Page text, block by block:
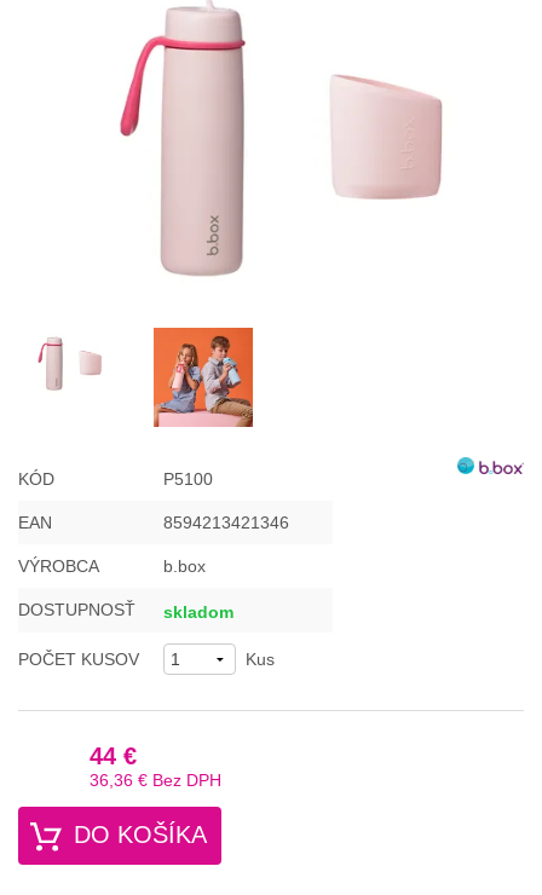
Misky, príbory
Skladovanie potravín
Detské nože a krájače
KÓD P5100
EAN 8594213421346
VÝROBCA b.box
DOSTUPNOSŤ skladom
POČET KUSOV Kus
44 €
36,36 € Bez DPH
DO KOŠÍKA